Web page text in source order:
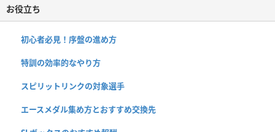
お役立ち
初心者必見！序盤の進め方
特訓の効率的なやり方
スピリットリンクの対象選手
エースメダル集め方とおすすめ交換先